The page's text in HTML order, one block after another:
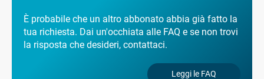
È probabile che un altro abbonato abbia già fatto la
tua richiesta. Dai un'occhiata alle FAQ e se non trovi
la risposta che desideri, contattaci.
Leggi le FAQ